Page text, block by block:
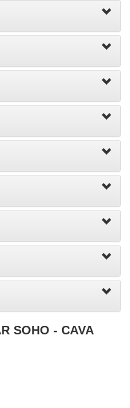
SOHO - CAVA